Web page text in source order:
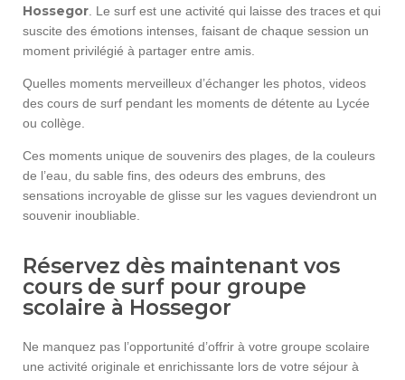
Hossegor . Le surf est une activité qui laisse des traces et qui
suscite des émotions intenses, faisant de chaque session un
moment privilégié à partager entre amis.
Quelles moments merveilleux d’échanger les photos, videos
des cours de surf pendant les moments de détente au Lycée
ou collège.
Ces moments unique de souvenirs des plages, de la couleurs
de l’eau, du sable fins, des odeurs des embruns, des
sensations incroyable de glisse sur les vagues deviendront un
souvenir inoubliable.
Réservez dès maintenant vos
cours de surf pour groupe
scolaire à Hossegor
Ne manquez pas l’opportunité d’offrir à votre groupe scolaire
une activité originale et enrichissante lors de votre séjour à